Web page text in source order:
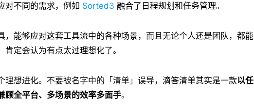
对不同的需求，例如 Sorted3 融合了日程规划和任务管理。
，能够应对这套工具流中的各种场景，而且无论个人还是团队，都能
肯定会认为有点太过理想化了。
理想进化。不要被名字中的「清单」误导，滴答清单其实是一款以任
顾全平台、多场景的效率多面手。